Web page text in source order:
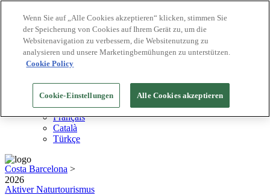
Biosphere Reiseziele
Biosphere Unternehmen
Wie wir bewerten
Über uns
English
Español
Português
Français
Català
Türkçe
2026
Costa Barcelona >
Aktiver Naturtourismus
Wenn Sie auf „Alle Cookies akzeptieren“ klicken, stimmen Sie
der Speicherung von Cookies auf Ihrem Gerät zu, um die
Websitenavigation zu verbessern, die Websitenutzung zu
analysieren und unsere Marketingbemühungen zu unterstützen.
Cookie Policy
Cookie-Einstellungen Alle Cookies akzeptieren